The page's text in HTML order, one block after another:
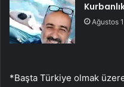
Ağustos
*Başta Türkiye olmak